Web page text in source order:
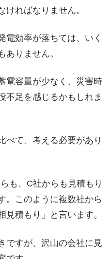
ければなりません。
電効率が落ちては、いく
ありません。
電容量が少なく、災害時
不足を感じるかもしれま
べて、考える必要があり
も、C社からも見積もり
。このように複数社から
見積もり」と言います。
ですが、沢山の会社に見